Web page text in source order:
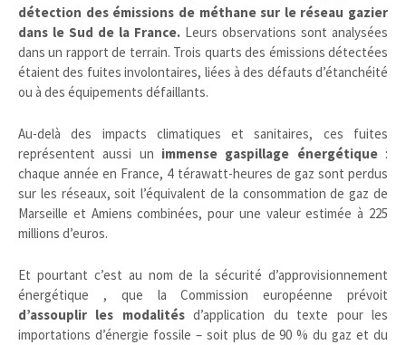
détection des émissions de méthane sur le réseau gazier
dans le Sud de la France. Leurs observations sont analysées
dans un rapport de terrain. Trois quarts des émissions détectées
étaient des fuites involontaires, liées à des défauts d’étanchéité
ou à des équipements défaillants.
Au-delà des impacts climatiques et sanitaires, ces fuites
représentent aussi un immense gaspillage énergétique:
chaque année en France, 4 térawatt-heures de gaz sont perdus
sur les réseaux, soit l’équivalent de la consommation de gaz de
Marseille et Amiens combinées, pour une valeur estimée à 225
millions d’euros.
Et pourtant c’est au nom de la sécurité d’approvisionnement
énergétique , que la Commission européenne prévoit
d’assouplir les modalitésd’application du texte pour les
importations d’énergie fossile – soit plus de 90 % du gaz et du